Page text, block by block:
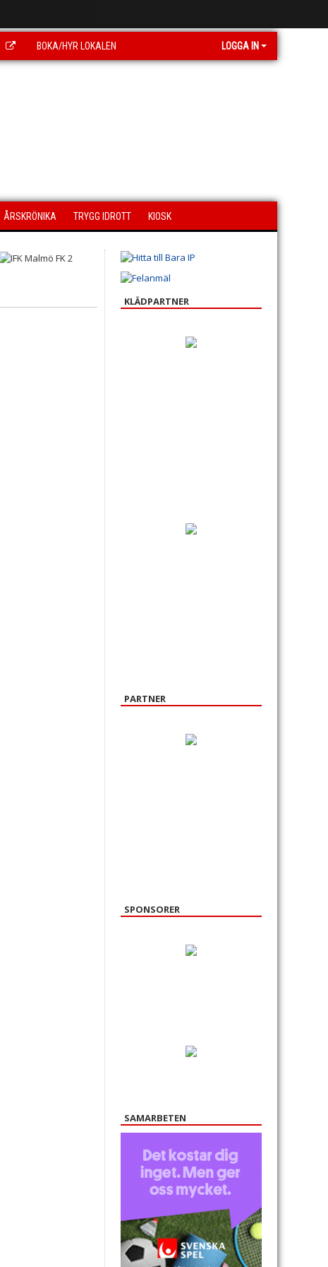
BOKA/HYR LOKALEN LOGGA IN
ÅRSKRÖNIKA TRYGG IDROTT KIOSK
KLÄDPARTNER
PARTNER
SPONSORER
SAMARBETEN